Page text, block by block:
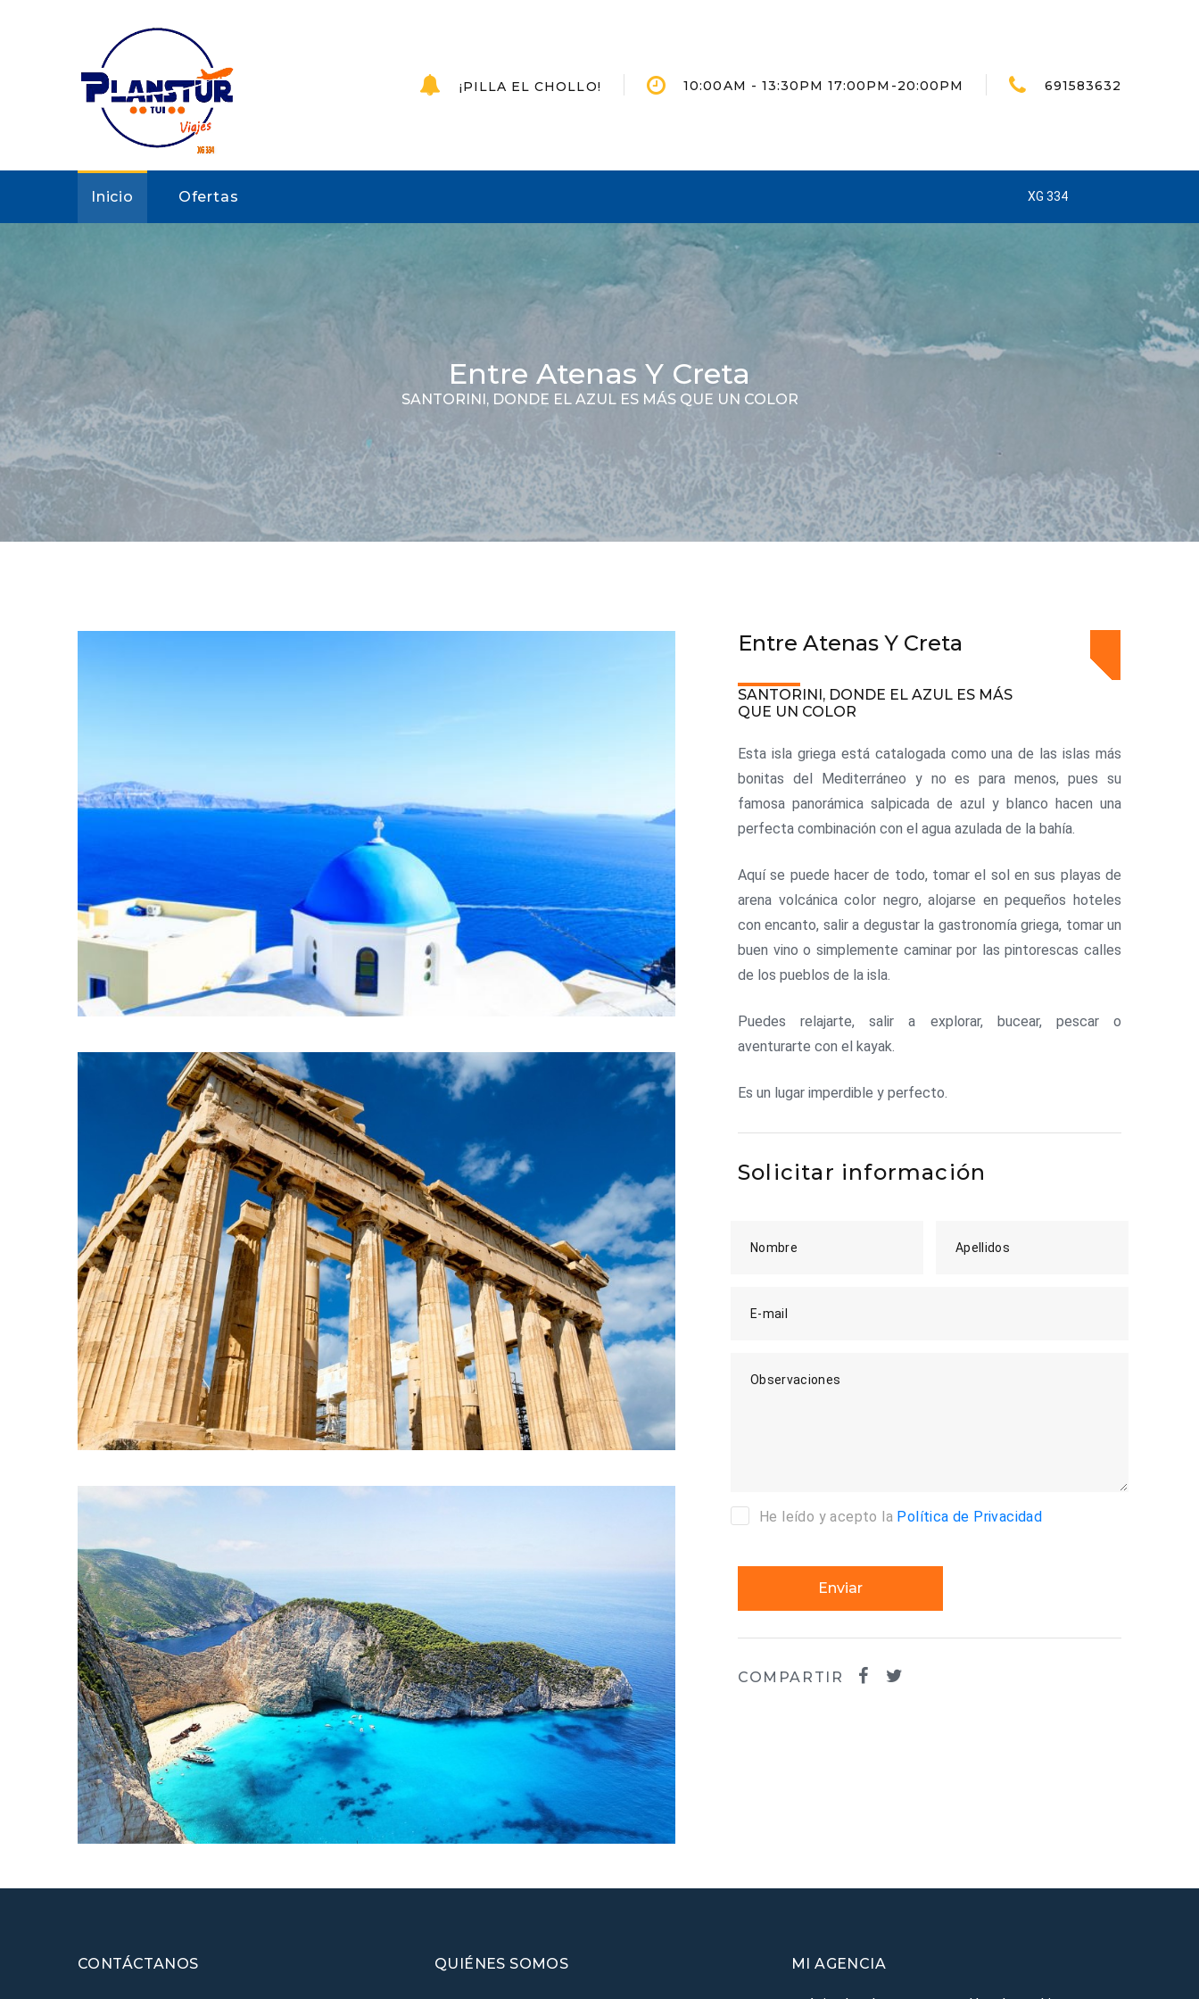
¡PILLA EL CHOLLO! 10:00AM - 13:30PM 17:00PM-20:00PM 691583632
XG 334
Inicio Ofertas
Entre Atenas Y Creta
SANTORINI, DONDE EL AZUL ES MÁS QUE UN COLOR
Entre Atenas Y Creta
SANTORINI, DONDE EL AZUL ES MÁS
QUE UN COLOR
Esta isla griega está catalogada como una de las islas más
bonitas del Mediterráneo y no es para menos, pues su
famosa panorámica salpicada de azul y blanco hacen una
perfecta combinación con el agua azulada de la bahía.
Aquí se puede hacer de todo, tomar el sol en sus playas de
arena volcánica color negro, alojarse en pequeños hoteles
con encanto, salir a degustar la gastronomía griega, tomar un
buen vino o simplemente caminar por las pintorescas calles
de los pueblos de la isla.
Puedes relajarte, salir a explorar, bucear, pescar o
aventurarte con el kayak.
Es un lugar imperdible y perfecto.
Solicitar información
Nombre Apellidos
E-mail
Observaciones
He leído y acepto la Política de Privacidad
Enviar
COMPARTIR
CONTÁCTANOS QUIÉNES SOMOS MI AGENCIA